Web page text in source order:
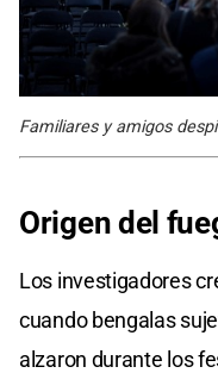
Familiares y amigos
Origen del
Los investigadores
cuando bengalas
alzaron durante los